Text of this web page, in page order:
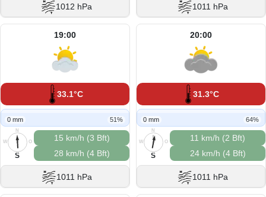
1012 hPa 1011 hPa
19:00
33.1°C
0 mm 51%
N
O
S
W
S
15 km/h (3 Bft)
28 km/h (4 Bft)
1011 hPa
20:00
31.3°C
0 mm 64%
N
O
S
W
S
11 km/h (2 Bft)
24 km/h (4 Bft)
1011 hPa